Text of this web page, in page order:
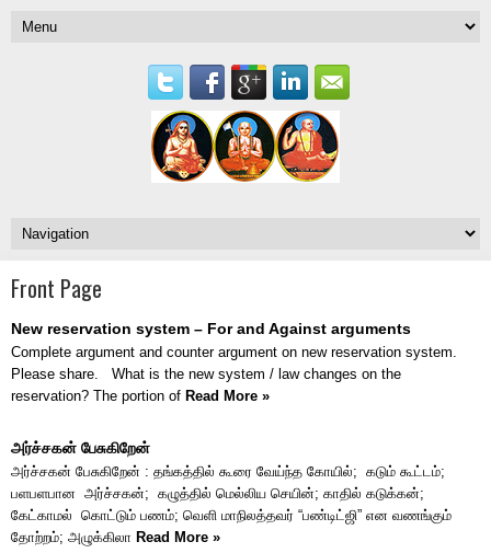
Front Page
New reservation system – For and Against arguments
Complete argument and counter argument on new reservation system.
Please share. What is the new system / law changes on the
reservation? The portion of Read More »
அர்ச்சகன் பேசுகிறேன்
அர்ச்சகன் பேசுகிறேன் : தங்கத்தில் கூரை வேய்ந்த கோயில்; கடும் கூட்டம்;
பளபளபான அர்ச்சகன்; கழுத்தில் மெல்லிய செயின்; காதில் கடுக்கன்;
கேட்காமல் கொட்டும் பணம்; வெளி மாநிலத்தவர் “பண்டிட்ஜி” என வணங்கும்
தோற்றம்; அழுக்கிலா Read More »